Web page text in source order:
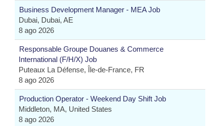
Business Development Manager - MEA Job
Dubai, Dubai, AE
8 ago 2026
Responsable Groupe Douanes & Commerce
International (F/H/X) Job
Puteaux La Défense, Île-de-France, FR
8 ago 2026
Production Operator - Weekend Day Shift Job
Middleton, MA, United States
8 ago 2026